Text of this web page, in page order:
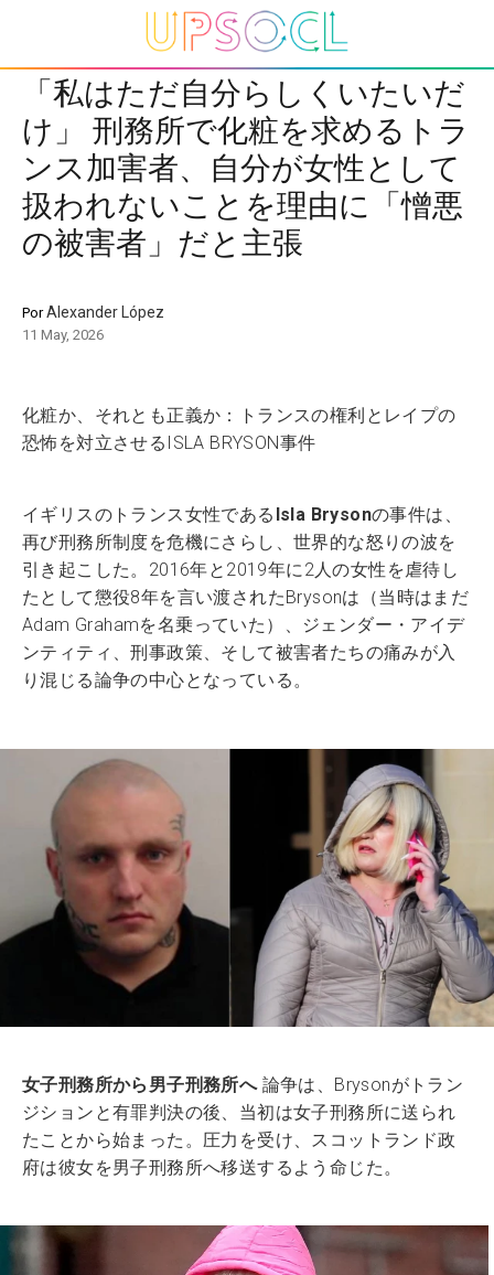
「私はただ自分らしくいたいだ
け」 刑務所で化粧を求めるトラ
ンス加害者、自分が女性として
扱われないことを理由に「憎悪
の被害者」だと主張
PorAlexander López
11 May, 2026
化粧か、それとも正義か：トランスの権利とレイプの
恐怖を対立させるISLA BRYSON事件
イギリスのトランス女性である Isla Brysonの事件は、
再び刑務所制度を危機にさらし、世界的な怒りの波を
引き起こした。2016年と2019年に2人の女性を虐待し
たとして懲役8年を言い渡されたBrysonは（当時はまだ
Adam Grahamを名乗っていた）、ジェンダー・アイデ
ンティティ、刑事政策、そして被害者たちの痛みが入
り混じる論争の中心となっている。
女子刑務所から男子刑務所へ論争は、Brysonがトラン
ジションと有罪判決の後、当初は女子刑務所に送られ
たことから始まった。圧力を受け、スコットランド政
府は彼女を男子刑務所へ移送するよう命じた。